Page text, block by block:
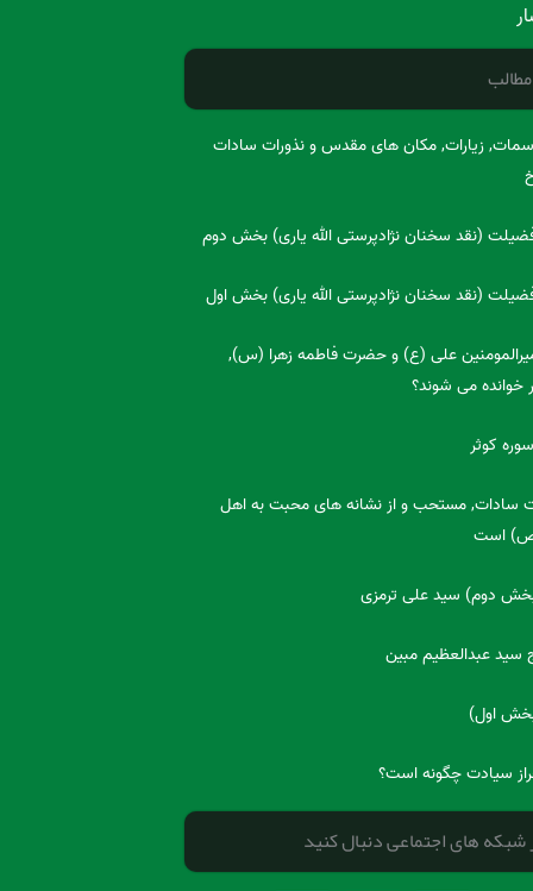
زیارات, مکان های مقدس و نذورات سادات
(نقد سخنان نژادپرستی الله یاری) بخش دوم
(نقد سخنان نژادپرستی الله یاری) بخش اول
علی (ع) و حضرت فاطمه زهرا (س),
خوانده می شوند؟
کوثر
مستحب و از نشانه های محبت به اهل
(ص) است
دوم) سید علی ترمزی
سید عبدالعظیم مبین
اول)
سیادت چگونه است؟
شبکه های اجتماعی دنبال کنید